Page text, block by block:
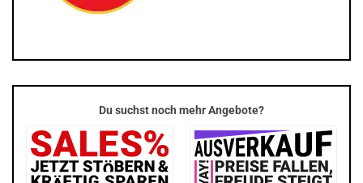
Du suchst noch mehr Angebote?